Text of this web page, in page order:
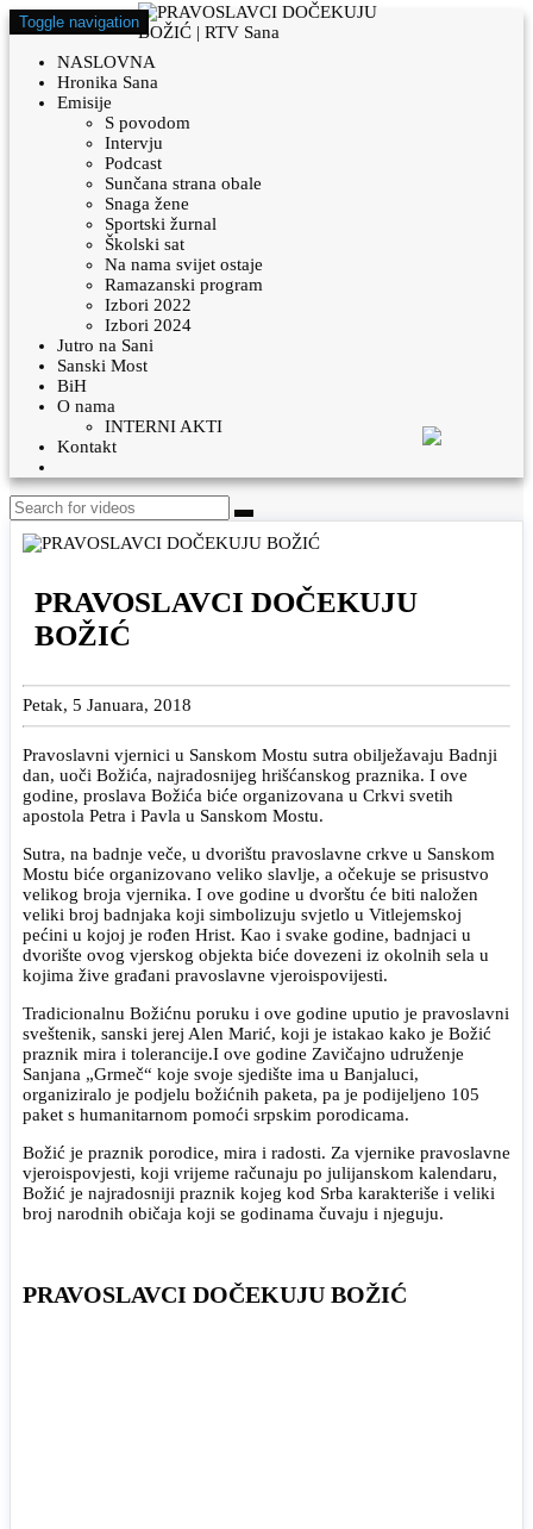
Toggle navigation
NASLOVNA
Hronika Sana
Emisije
S povodom
Intervju
Podcast
Sunčana strana obale
Snaga žene
Sportski žurnal
Školski sat
Na nama svijet ostaje
Ramazanski program
Izbori 2022
Izbori 2024
Jutro na Sani
Sanski Most
BiH
O nama
INTERNI AKTI
Kontakt
PRAVOSLAVCI DOČEKUJU
BOŽIĆ
Petak, 5 Januara, 2018
Pravoslavni vjernici u Sanskom Mostu sutra obilježavaju Badnji
dan, uoči Božića, najradosnijeg hrišćanskog praznika. I ove
godine, proslava Božića biće organizovana u Crkvi svetih
apostola Petra i Pavla u Sanskom Mostu.
Sutra, na badnje veče, u dvorištu pravoslavne crkve u Sanskom
Mostu biće organizovano veliko slavlje, a očekuje se prisustvo
velikog broja vjernika. I ove godine u dvorštu će biti naložen
veliki broj badnjaka koji simbolizuju svjetlo u Vitlejemskoj
pećini u kojoj je rođen Hrist. Kao i svake godine, badnjaci u
dvorište ovog vjerskog objekta biće dovezeni iz okolnih sela u
kojima žive građani pravoslavne vjeroispovijesti.
Tradicionalnu Božićnu poruku i ove godine uputio je pravoslavni
sveštenik, sanski jerej Alen Marić, koji je istakao kako je Božić
praznik mira i tolerancije.I ove godine Zavičajno udruženje
Sanjana „Grmeč“ koje svoje sjedište ima u Banjaluci,
organiziralo je podjelu božićnih paketa, pa je podijeljeno 105
paket s humanitarnom pomoći srpskim porodicama.
Božić je praznik porodice, mira i radosti. Za vjernike pravoslavne
vjeroispovjesti, koji vrijeme računaju po julijanskom kalendaru,
Božić je najradosniji praznik kojeg kod Srba karakteriše i veliki
broj narodnih običaja koji se godinama čuvaju i njeguju.
PRAVOSLAVCI DOČEKUJU BOŽIĆ